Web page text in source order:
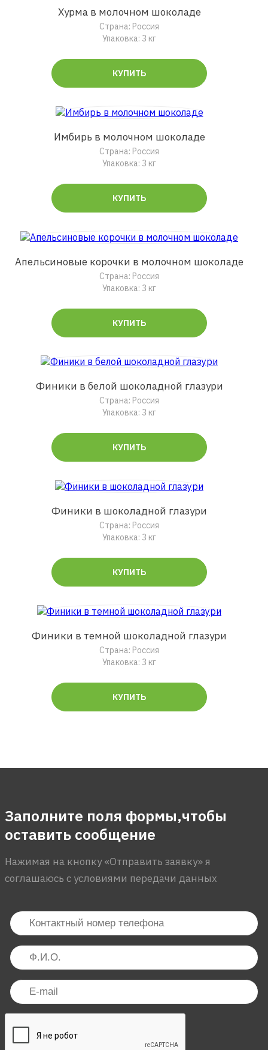
Хурма в молочном шоколаде
Страна: Россия
Упаковка: 3 кг
КУПИТЬ
Имбирь в молочном шоколаде
Страна: Россия
Упаковка: 3 кг
КУПИТЬ
Апельсиновые корочки в молочном шоколаде
Страна: Россия
Упаковка: 3 кг
КУПИТЬ
Финики в белой шоколадной глазури
Страна: Россия
Упаковка: 3 кг
КУПИТЬ
Финики в шоколадной глазури
Страна: Россия
Упаковка: 3 кг
КУПИТЬ
Финики в темной шоколадной глазури
Страна: Россия
Упаковка: 3 кг
КУПИТЬ
Заполните поля формы,чтобы
оставить сообщение
Нажимая на кнопку «Отправить заявку» я
соглашаюсь с условиями передачи данных